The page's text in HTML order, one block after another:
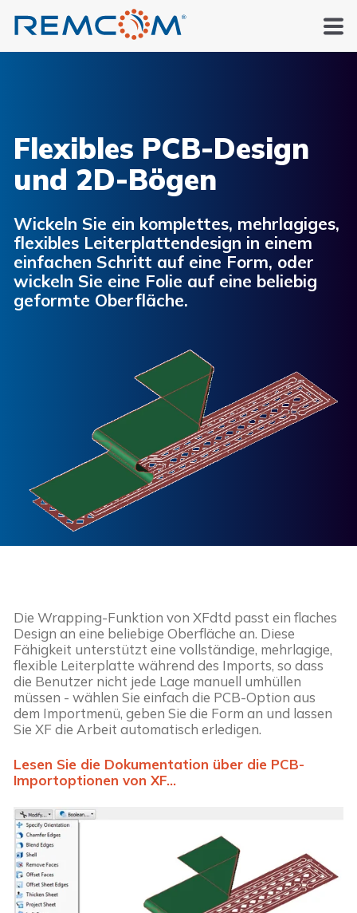
Flexibles PCB-Design
und 2D-Bögen
Wickeln Sie ein komplettes, mehrlagiges,
flexibles Leiterplattendesign in einem
einfachen Schritt auf eine Form, oder
wickeln Sie eine Folie auf eine beliebig
geformte Oberfläche.
Die Wrapping-Funktion von XFdtd passt ein flaches
Design an eine beliebige Oberfläche an. Diese
Fähigkeit unterstützt eine vollständige, mehrlagige,
flexible Leiterplatte während des Imports, so dass
die Benutzer nicht jede Lage manuell umhüllen
müssen - wählen Sie einfach die PCB-Option aus
dem Importmenü, geben Sie die Form an und lassen
Sie XF die Arbeit automatisch erledigen.
Lesen Sie die Dokumentation über die PCB-
Importoptionen von XF...